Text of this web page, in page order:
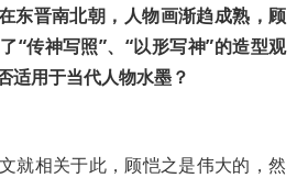
东晋南北朝，人物画渐趋成熟，顾
“传神写照”、“以形写神”的造型观
适用于当代人物水墨？
就相关于此，顾恺之是伟大的，然